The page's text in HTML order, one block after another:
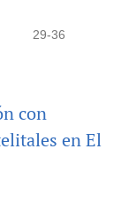
29-36
con
en El